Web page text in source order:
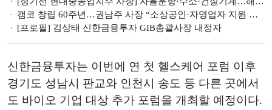
캠코 창립 60주년…권남주 사장 “소상공인·자영업자 지원 총력”
[프로필] 김상태 신한금융투자 GIB총괄사장 내정자
신한금융투자는 이번에 연 첫 헬스케어 포럼 이후
경기도 성남시 판교와 인천시 송도 등 다른 곳에서
도 바이오 기업 대상 추가 포럼을 개최할 예정이다.